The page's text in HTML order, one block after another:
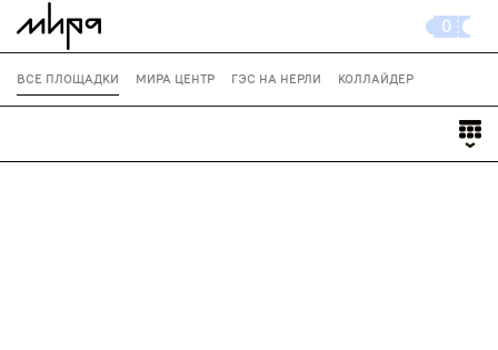
0
ВСЕ ПЛОЩАДКИ МИРА ЦЕНТР ГЭС НА НЕРЛИ КОЛЛАЙДЕР